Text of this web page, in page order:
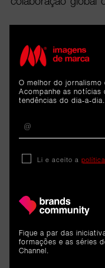
Criativo Global da
pensada para
celebridades.
autêntica com o
2026 numa
mas como
desporto, moda,
O melhor do jornalismo
Acompanhe as notícias
tendências do dia-a-dia.
Li e aceito a
Fique a par das
formações e as séries
Channel.